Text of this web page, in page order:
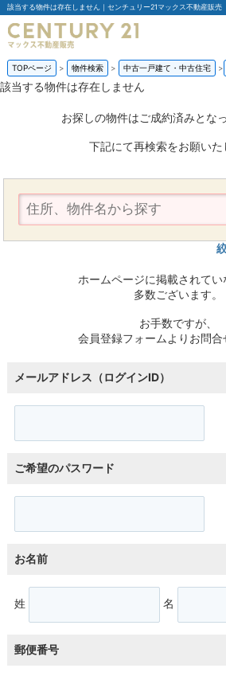
該当する物件は存在しません｜センチュリー21マックス不動産販売
TOPページ 物件検索 中古一戸建て・中古住宅
該当する物件は存在しません
お探しの物件はご成約済みとな
下記にて再検索をお願いた
ホームページに掲載されてい
多数ございます。
お手数ですが、
会員登録フォームよりお問合
メールアドレス（ログインID）
ご希望のパスワード
お名前
姓 名
郵便番号